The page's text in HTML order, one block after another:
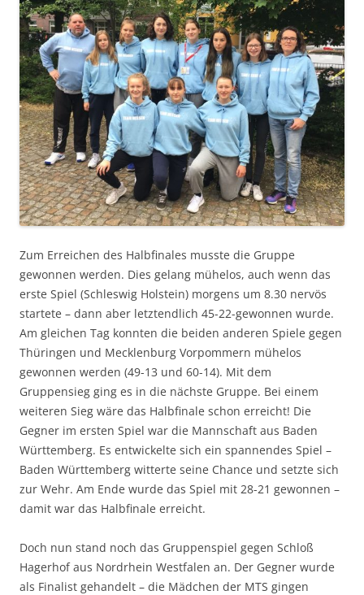
Zum Erreichen des Halbfinales musste die Gruppe
gewonnen werden. Dies gelang mühelos, auch wenn das
erste Spiel (Schleswig Holstein) morgens um 8.30 nervös
startete – dann aber letztendlich 45-22-gewonnen wurde.
Am gleichen Tag konnten die beiden anderen Spiele gegen
Thüringen und Mecklenburg Vorpommern mühelos
gewonnen werden (49-13 und 60-14). Mit dem
Gruppensieg ging es in die nächste Gruppe. Bei einem
weiteren Sieg wäre das Halbfinale schon erreicht! Die
Gegner im ersten Spiel war die Mannschaft aus Baden
Württemberg. Es entwickelte sich ein spannendes Spiel –
Baden Württemberg witterte seine Chance und setzte sich
zur Wehr. Am Ende wurde das Spiel mit 28-21 gewonnen –
damit war das Halbfinale erreicht.
Doch nun stand noch das Gruppenspiel gegen Schloß
Hagerhof aus Nordrhein Westfalen an. Der Gegner wurde
als Finalist gehandelt – die Mädchen der MTS gingen